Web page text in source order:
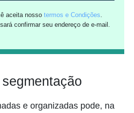
aceita nossotermos e Condições.
confirmar seu endereço de e-mail.
e organizadas pode, na